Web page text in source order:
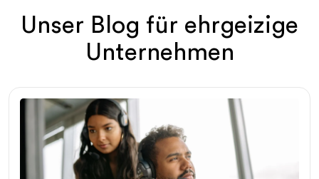
Unser Blog für ehrgeizige
Unternehmen